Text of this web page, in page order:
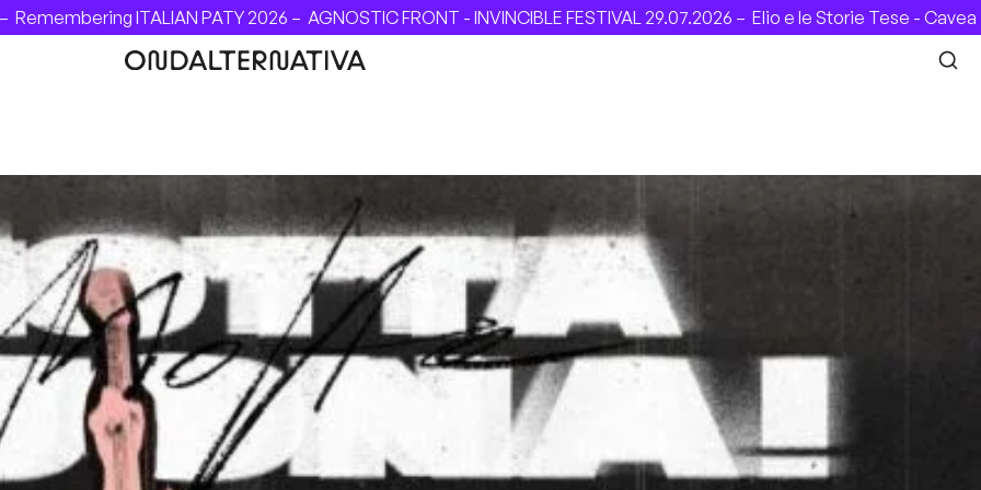
PATY 2026 –AGNOSTIC FRONT - INVINCIBLE FESTIVAL 29.07.2026 –Elio e le Storie Tese - Cavea (Roma), 31.07.2026